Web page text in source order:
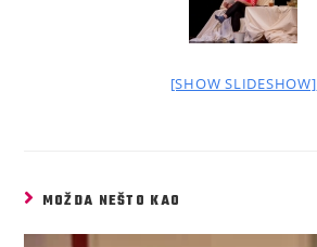
[SHOW SLIDESHOW]
MOŽDA NEŠTO KAO